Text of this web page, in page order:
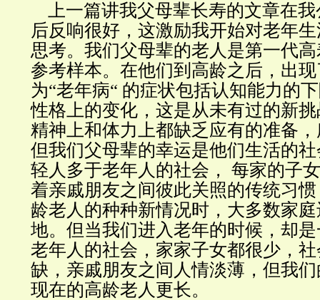
上一篇讲我父母辈长寿的文章在我
后反响很好，这激励我开始对老年
思考。我们父母辈的老人是第一代
参考样本。在他们到高龄之后，出
为“老年病“ 的症状包括认知能力的
性格上的变化，这是从未有过的新
精神上和体力上都缺乏应有的准备
但我们父母辈的幸运是他们生活的
轻人多于老年人的社会， 每家的子
着亲戚朋友之间彼此关照的传统习
龄老人的种种新情况时，大多数家
地。但当我们进入老年的时候，却
老年人的社会，家家子女都很少，
缺，亲戚朋友之间人情淡薄，但我
现在的高龄老人更长。